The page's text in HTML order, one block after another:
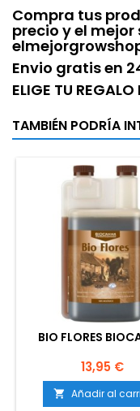
Compra tus
precio y el mejor
Envio gratis en
ELIGE TU
TAMBIÉN PODRÍA
BIO FLORES
Precio
13,95 €
 Añadir al